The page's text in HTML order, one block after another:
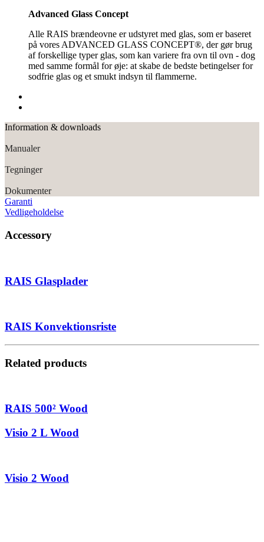
Advanced Glass Concept
Alle RAIS brændeovne er udstyret med glas, som er baseret
på vores ADVANCED GLASS CONCEPT®, der gør brug
af forskellige typer glas, som kan variere fra ovn til ovn - dog
med samme formål for øje: at skabe de bedste betingelser for
sodfrie glas og et smukt indsyn til flammerne.
Information & downloads
Manualer
Tegninger
Dokumenter
Garanti
Vedligeholdelse
Accessory
RAIS Glasplader
RAIS Konvektionsriste
Related products
RAIS 500² Wood
Visio 2 L Wood
Visio 2 Wood